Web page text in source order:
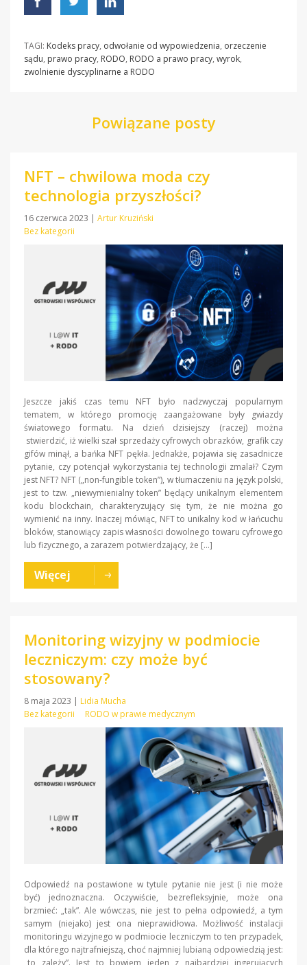
TAGI: Kodeks pracy, odwołanie od wypowiedzenia, orzeczenie
sądu, prawo pracy, RODO, RODO a prawo pracy, wyrok,
zwolnienie dyscyplinarne a RODO
Powiązane posty
NFT – chwilowa moda czy
technologia przyszłości?
16 czerwca 2023 | Artur Kruziński
Bez kategorii
Jeszcze jakiś czas temu NFT było nadzwyczaj popularnym
tematem, w którego promocję zaangażowane były gwiazdy
światowego formatu. Na dzień dzisiejszy (raczej) można
stwierdzić, iż wielki szał sprzedaży cyfrowych obrazków, grafik czy
gifów minął, a bańka NFT pękła. Jednakże, pojawia się zasadnicze
pytanie, czy potencjał wykorzystania tej technologii zmalał? Czym
jest NFT? NFT („non-fungible token”), w tłumaczeniu na język polski,
jest to tzw. „niewymienialny token” będący unikalnym elementem
kodu blockchain, charakteryzujący się tym, że nie można go
wymienić na inny. Inaczej mówiąc, NFT to unikalny kod w łańcuchu
bloków, stanowiący zapis własności dowolnego towaru cyfrowego
lub fizycznego, a zarazem potwierdzający, że […]
Więcej
Monitoring wizyjny w podmiocie
leczniczym: czy może być
stosowany?
8 maja 2023 | Lidia Mucha
Bez kategorii
RODO w prawie medycznym
Odpowiedź na postawione w tytule pytanie nie jest (i nie może
być) jednoznaczna. Oczywiście, bezrefleksyjnie, może ona
brzmieć: „tak”. Ale wówczas, nie jest to pełna odpowiedź, a tym
samym (niejako) jest ona nieprawidłowa. Możliwość instalacji
monitoringu wizyjnego w podmiocie leczniczym to ten przypadek,
dla którego najtrafniejszą, choć najmniej lubianą odpowiedzią jest:
„to zależy”. Jest to bowiem jeden z najbardziej ingerujących